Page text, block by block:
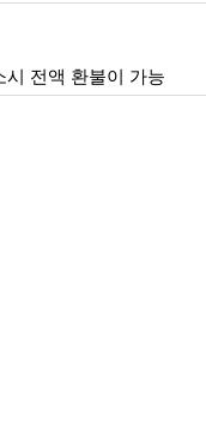
시 전액 환불이 가능